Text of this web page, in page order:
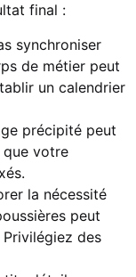
final :
synchroniser
de métier peut
un calendrier
précipité peut
que votre
la nécessité
peut
des